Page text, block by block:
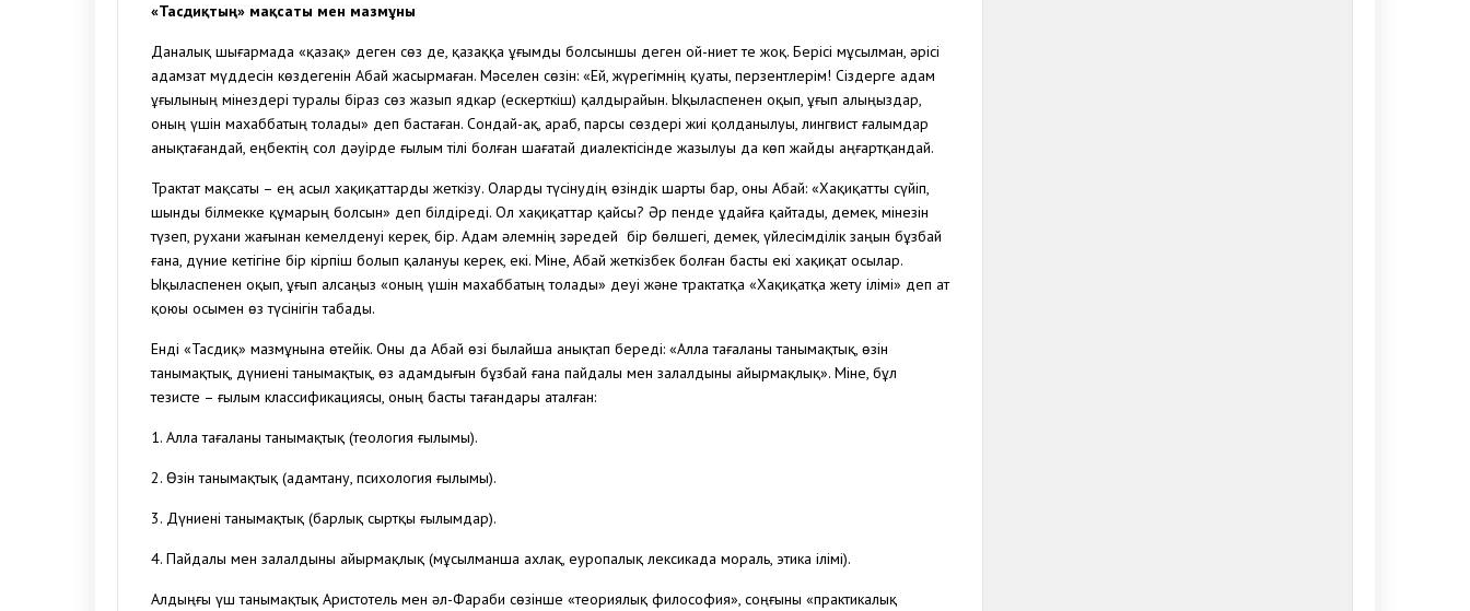
«Тасдиқтың» мақсаты мен мазмұны
Даналық шығармада «қазақ» деген сөз де, қазаққа ұғымды болсыншы деген ой-ниет те жоқ. Берісі мұсылман, әрісі
адамзат мүддесін көздегенін Абай жасырмаған. Мәселен сөзін: «Ей, жүрегімнің қуаты, перзентлерім! Сіздерге адам
ұғылының мінездері туралы біраз сөз жазып ядкар (ескерткіш) қалдырайын. Ықыласпенен оқып, ұғып алыңыздар,
оның үшін махаббатың толады» деп бастаған. Сондай-ақ, араб, парсы сөздері жиі қолданылуы, лингвист ғалымдар
анықтағандай, еңбектің сол дәуірде ғылым тілі болған шағатай диалектісінде жазылуы да көп жайды аңғартқандай.
Трактат мақсаты – ең асыл хақиқаттарды жеткізу. Оларды түсінудің өзіндік шарты бар, оны Абай: «Хақиқатты сүйіп,
шынды білмекке құмарың болсын» деп білдіреді. Ол хақиқаттар қайсы? Әр пенде Құдайға қайтады, демек, мінезін
түзеп, рухани жағынан кемелденуі керек, бір. Адам әлемнің зәредей бір бөлшегі, демек, үйлесімділік заңын бұзбай
ғана, дүние кетігіне бір кірпіш болып қалануы керек, екі. Міне, Абай жеткізбек болған басты екі хақиқат осылар.
Ықыласпенен оқып, ұғып алсаңыз «оның үшін махаббатың толады» деуі және трактатқа «Хақиқатқа жету ілімі» деп ат
қоюы осымен өз түсінігін табады.
Енді «Тасдиқ» мазмұнына өтейік. Оны да Абай өзі былайша анықтап береді: «Алла тағаланы танымақтық, өзін
танымақтық, дүниені танымақтық, өз адамдығын бұзбай ғана пайдалы мен залалдыны айырмақлық». Міне, бұл
тезисте – ғылым классификациясы, оның басты тағандары аталған:
1. Алла тағаланы танымақтық (теология ғылымы).
2. Өзін танымақтық (адамтану, психология ғылымы).
3. Дүниені танымақтық (барлық сыртқы ғылымдар).
4. Пайдалы мен залалдыны айырмақлық (мұсылманша ахлақ, еуропалық лексикада мораль, этика ілімі).
Алдыңғы үш танымақтық Аристотель мен әл-Фараби сөзінше «теориялық философия», соңғыны «практикалық